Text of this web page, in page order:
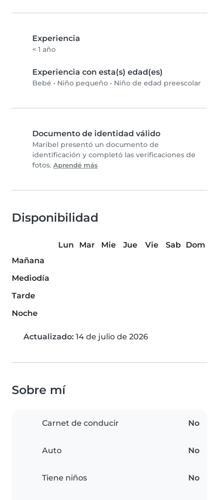
Experiencia
< 1 año
Experiencia con esta(s) edad(es)
Bebé • Niño pequeño • Niño de edad preescolar
Documento de identidad válido
Maribel presentó un documento de
identificación y completó las verificaciones de
fotos. Aprendé más
Disponibilidad
Lun Mar Mie Jue Vie Sab
Dom
Mañana
Mediodía
Tarde
Noche
Actualizado: 14 de julio de 2026
Sobre mí
Carnet de conducir No
Auto No
Tiene niños No